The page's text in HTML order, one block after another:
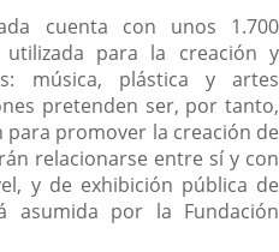
cuenta con unos 1.700
para la creación y
música, plástica y artes
pretenden ser, por tanto,
promover la creación de
relacionarse entre sí y con
y de exhibición pública de
asumida por la Fundación